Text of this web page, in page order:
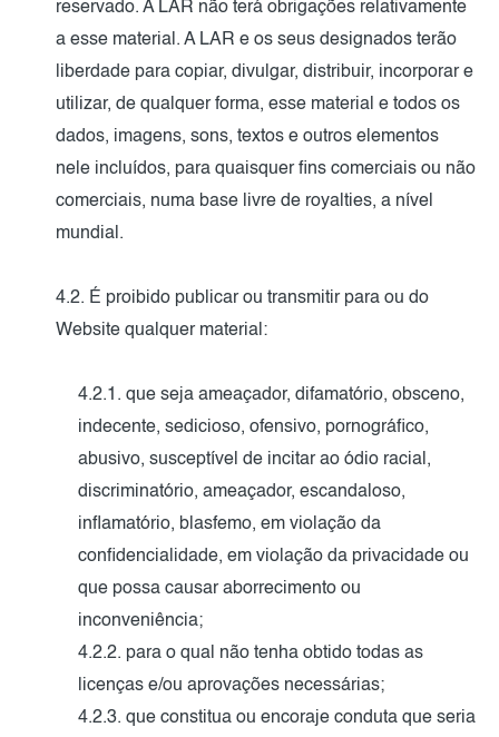
reservado. A LAR não terá obrigações relativamente
a esse material. A LAR e os seus designados terão
liberdade para copiar, divulgar, distribuir, incorporar e
utilizar, de qualquer forma, esse material e todos os
dados, imagens, sons, textos e outros elementos
nele incluídos, para quaisquer fins comerciais ou não
comerciais, numa base livre de royalties, a nível
mundial.
4.2. É proibido publicar ou transmitir para ou do
Website qualquer material:
4.2.1. que seja ameaçador, difamatório, obsceno,
indecente, sedicioso, ofensivo, pornográfico,
abusivo, susceptível de incitar ao ódio racial,
discriminatório, ameaçador, escandaloso,
inflamatório, blasfemo, em violação da
confidencialidade, em violação da privacidade ou
que possa causar aborrecimento ou
inconveniência;
4.2.2. para o qual não tenha obtido todas as
licenças e/ou aprovações necessárias;
4.2.3. que constitua ou encoraje conduta que seria